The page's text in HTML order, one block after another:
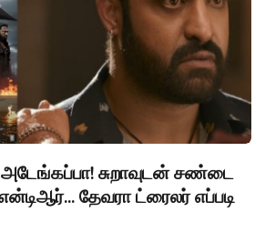
சுறாவுடன் சண்டை
தேவரா ட்ரைலர் எப்படி